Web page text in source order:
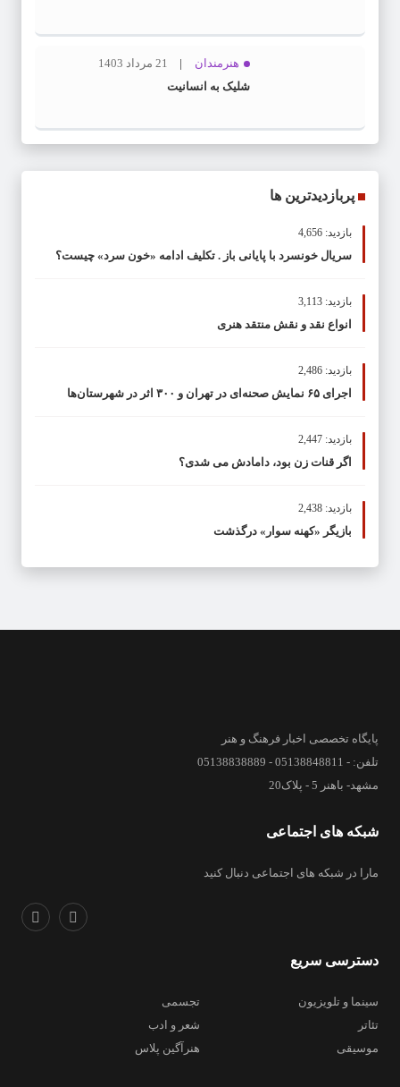
هنرمندان
21 مرداد 1403
شلیک به انسانیت
پربازدیدترین ها
بازدید: 4,656
سریال خونسرد با پایانی باز . تکلیف ادامه «خون سرد» چیست؟
بازدید: 3,113
انواع نقد و نقش منتقد هنری
بازدید: 2,486
اجرای ۶۵ نمایش صحنه‌ای در تهران و ۳۰۰ اثر در شهرستان‌ها
بازدید: 2,447
اگر قنات زن بود، دامادش می شدی؟
بازدید: 2,438
بازیگر «کهنه سوار» درگذشت
پایگاه تخصصی اخبار فرهنگ و هنر
تلفن: - 05138848811 - 05138838889
مشهد- باهنر 5 - پلاک20
شبکه های اجتماعی
مارا در شبکه های اجتماعی دنبال کنید
دسترسی سریع
سینما و تلویزیون
تجسمی
تئاتر
شعر و ادب
موسیقی
هنرآگین پلاس